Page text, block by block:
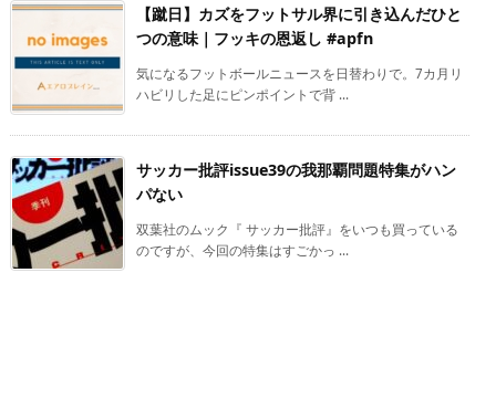
【蹴日】カズをフットサル界に引き込んだひと
つの意味｜フッキの恩返し #apfn
気になるフットボールニュースを日替わりで。7カ月リ
ハビリした足にピンポイントで背 ...
サッカー批評issue39の我那覇問題特集がハン
パない
双葉社のムック『 サッカー批評』をいつも買っている
のですが、今回の特集はすごかっ ...